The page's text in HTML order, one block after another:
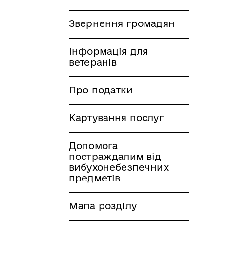
Звернення громадян
Інформація для
ветеранів
Про податки
Картування послуг
Допомога
постраждалим від
вибухонебезпечних
предметів
Мапа розділу